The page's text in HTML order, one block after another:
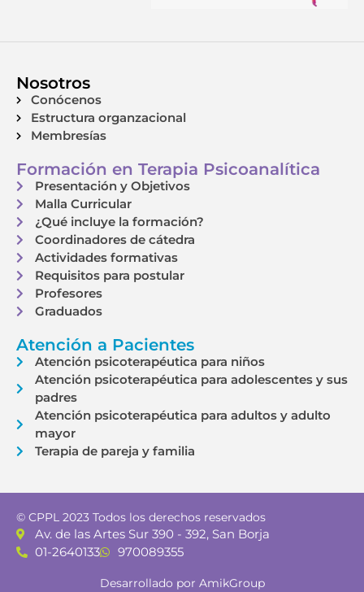
Nosotros
Conócenos
Estructura organzacional
Membresías
Formación en Terapia Psicoanalítica
Presentación y Objetivos
Malla Curricular
¿Qué incluye la formación?
Coordinadores de cátedra
Actividades formativas
Requisitos para postular
Profesores
Graduados
Atención a Pacientes
Atención psicoterapéutica para niños
Atención psicoterapéutica para adolescentes y sus
padres
Atención psicoterapéutica para adultos y adulto
mayor
Terapia de pareja y familia
© CPPL 2023 Todos los derechos reservados
Av. de las Artes Sur 390 - 392, San Borja
01-2640133
970089355
Desarrollado por AmikGroup